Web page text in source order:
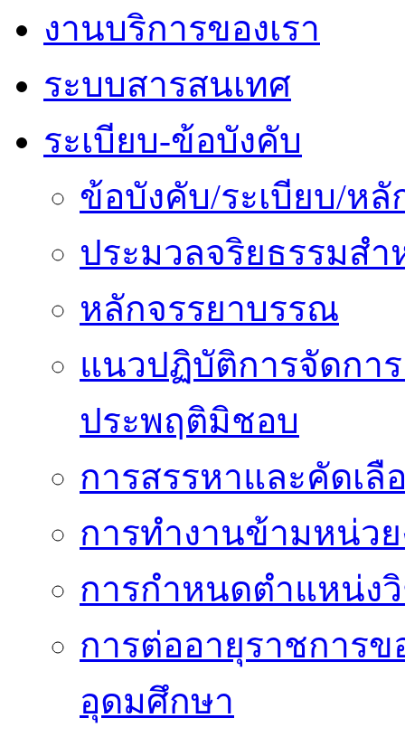
งานบริการของเรา
ระบบสารสนเทศ
ระเบียบ-ข้อบังคับ
ข้อบังคับ/ระเบียบ/ห
ประมวลจริยธรรมส
หลักจรรยาบรรณ
แนวปฏิบัติการจัดการ
ประพฤติมิชอบ
การสรรหาและคัดเลื
การทำงานข้ามหน่ว
การกำหนดตำแหน่ง
การต่ออายุราชการ
อุดมศึกษา